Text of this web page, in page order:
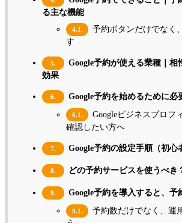
る主な機能
4.1.
予約ボタンだけでなく
す
5.
Google予約が使える業種｜
効果
6. Google予約を始めるために必
6.1.
Googleビジネスプロフ
確認したい方へ
7. Google予約の設定手順（初心
8. どの予約サービスを使うべき
9. Google予約を導入すると、予
9.1.
予約数だけでなく、運